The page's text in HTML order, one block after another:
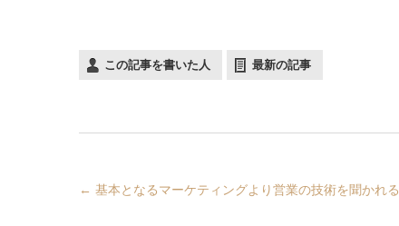
この記事を書いた人 最新の記事
← 基本となるマーケティングより営業の技術を聞かれる